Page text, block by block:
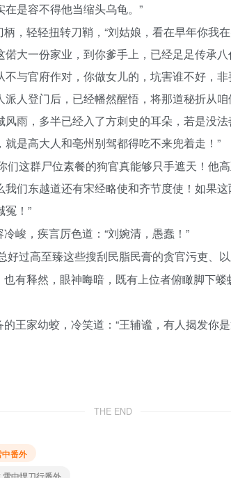
是容不得他当缩头乌龟。”
，轻轻扭转刀鞘，“刘姑娘，看在早年你我
大一份家业，到你爹手上，已经足足传承
与官府作对，你做女儿的，坑害谁不好，
人登门后，已经幡然醒悟，将那道秘折从
雨，多半已经入了方刺史的耳朵，若是没
是高大人和亳州别驾都得吃不来兜着走！”
们这群尸位素餐的狗官真能够只手遮天！他
们东越道还有宋经略使和齐节度使！如果
！”
峻，疾言厉色道：“刘婉清，愚蠢！”
好过高至臻这些搜刮民脂民膏的贪官污吏、
有释然，眼神晦暗，既有上位者俯瞰脚下
王家幼蛟，冷笑道：“王辅谧，有人揭发你
THE END
中番外
雪中悍刀行番外